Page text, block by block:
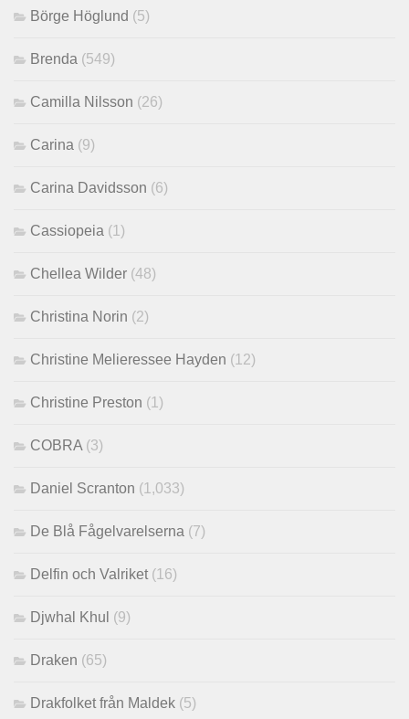
Börge Höglund (5)
Brenda (549)
Camilla Nilsson (26)
Carina (9)
Carina Davidsson (6)
Cassiopeia (1)
Chellea Wilder (48)
Christina Norin (2)
Christine Melieressee Hayden (12)
Christine Preston (1)
COBRA (3)
Daniel Scranton (1,033)
De Blå Fågelvarelserna (7)
Delfin och Valriket (16)
Djwhal Khul (9)
Draken (65)
Drakfolket från Maldek (5)